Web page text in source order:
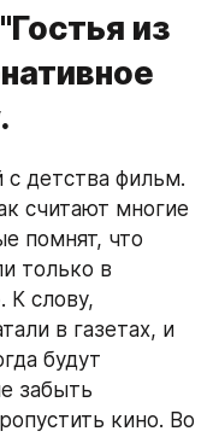
из
детства фильм.
считают многие
помнят, что
только в
К слову,
в газетах, и
будут
забыть
кино. Во